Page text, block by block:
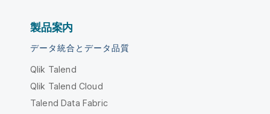
製品案内
データ統合とデータ品質
Qlik Talend
Qlik Talend Cloud
Talend Data Fabric